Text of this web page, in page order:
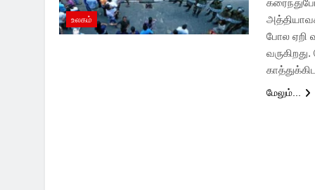
உலகம்
போல ஏறி
மேலும்...